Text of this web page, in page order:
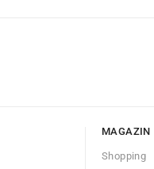
MAGAZIN
Shopping